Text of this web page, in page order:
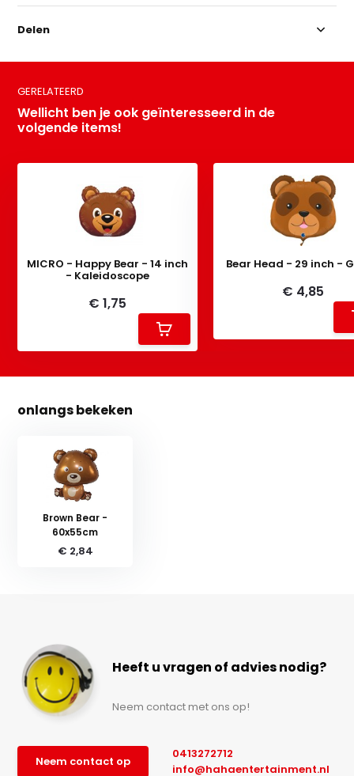
Delen
GERELATEERD
Wellicht ben je ook geïnteresseerd in de
volgende items!
MICRO - Happy Bear - 14 inch
- Kaleidoscope
€ 1,75
Bear Head - 29 inch -
€ 4,85
onlangs bekeken
Brown Bear -
60x55cm
€ 2,84
Heeft u vragen of advies nodig?
Neem contact met ons op!
Neem contact op
0413272712
info@hahaentertainment.nl